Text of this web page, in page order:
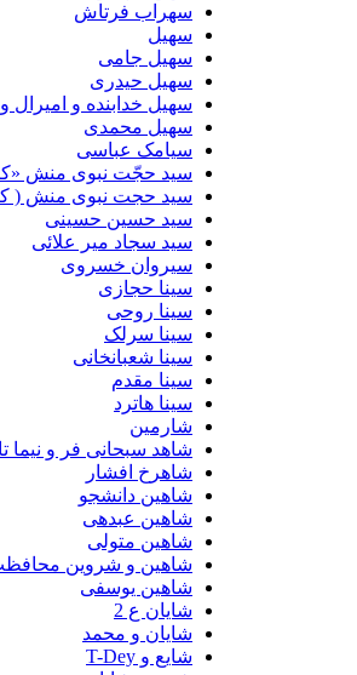
سهراب فرتاش
سهیل
سهیل جامی
سهیل حیدری
سهیل خدابنده و امیرال و طرفه
سهیل محمدی
سیامک عباسی
سید حجّت نبوی منش «کاوه»
سید حجت نبوی منش ( کاوه )
سید حسین حسینى
سید سجاد میر علائی
سیروان خسروی
سینا حجازی
سینا روحی
سینا سرلک
سینا شعبانخانی
سینا مقدم
سینا هاترد
شارمین
شاهد سبحانی فر و نیما تاری
شاهرخ افشار
شاهین دانشجو
شاهین عبدهی
شاهین متولی
شاهین و شروین محافظت کار
شاهین یوسفی
شایان ع 2
شایان و محمد
شایع و T-Dey